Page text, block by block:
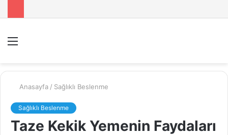
...
Anasayfa / Sağlıklı Beslenme
Sağlıklı Beslenme
Taze Kekik Yemenin Faydaları